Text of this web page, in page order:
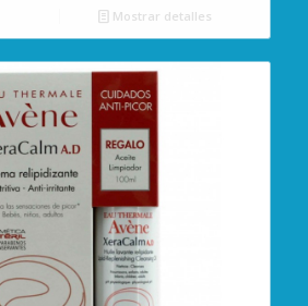
Mostrar detalles